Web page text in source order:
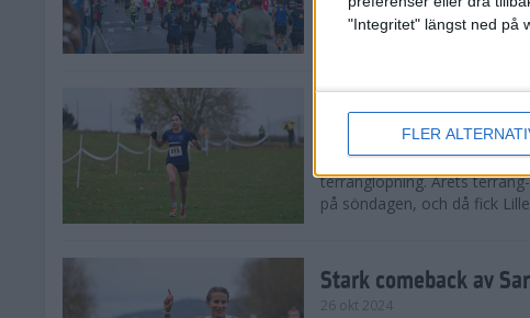
"Integritet" längst ned på
FLER
TCS New York City
från hela världen, därav
Äntligen SM-guld för
I regnväder fick äntligen
terränglöpning. Årets
på söndagen, och då fick
Stark comeback av
26 okt 2024